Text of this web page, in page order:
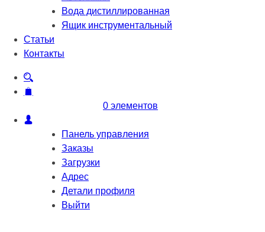
Вода дистиллированная
Ящик инструментальный
Статьи
Контакты
0 элементов
Панель управления
Заказы
Загрузки
Адрес
Детали профиля
Выйти